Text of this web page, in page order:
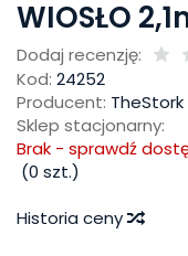
WIOSŁO
Dodaj recenzję:
Kod: 24252
Producent: TheStork
Sklep stacjonarny:
Brak - sprawdź
(0 szt.)
Historia ceny